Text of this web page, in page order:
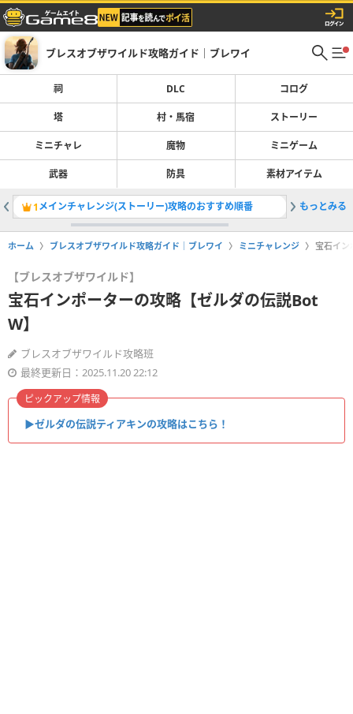
ブレスオブザワイルド攻略ガイド｜ブレワイ
祠 DLC コログ
塔 村・馬宿 ストーリー
ミニチャレ 魔物 ミニゲーム
武器 防具 素材アイテム
1メインチャレンジ(ストーリー)攻略のおすすめ順番 2シベニ
もっとみる
ホーム ブレスオブザワイルド攻略ガイド｜ブレワイ ミニチャレンジ 宝石イ
【ブレスオブザワイルド】
宝石インポーターの攻略【ゼルダの伝説Bot
W】
ブレスオブザワイルド攻略班
最終更新日：2025.11.20 22:12
▶︎ゼルダの伝説ティアキンの攻略はこちら！
ピックアップ情報